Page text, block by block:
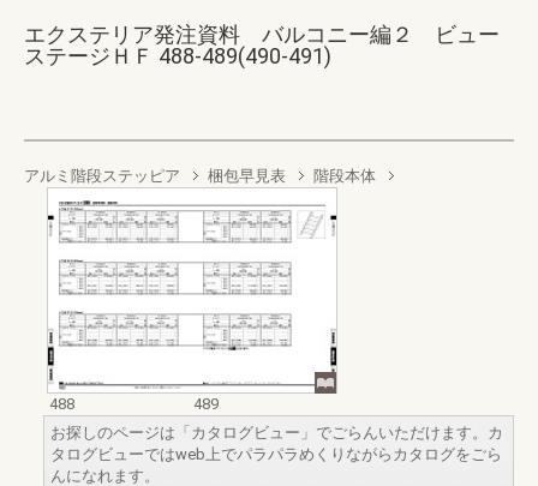
エクステリア発注資料 バルコニー編２ ビュー
ステージＨＦ 488-489(490-491)
アルミ階段ステッピア 梱包早見表 階段本体
488
489
お探しのページは「カタログビュー」でごらんいただけます。カ
タログビューではweb上でパラパラめくりながらカタログをごら
んになれます。